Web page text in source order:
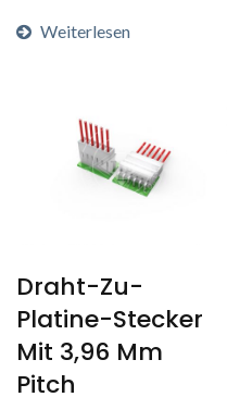
Verbindung...
Weiterlesen
Draht-Zu-
Platine-Stecker
Mit 3,96 Mm
Pitch